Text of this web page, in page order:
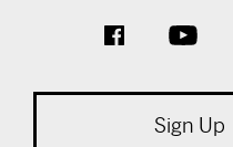
Sign Up